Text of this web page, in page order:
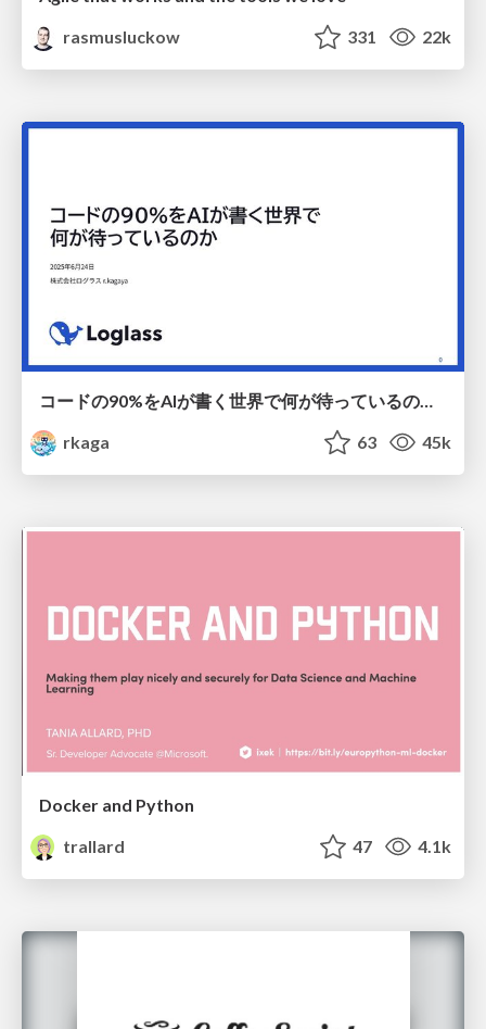
rasmusluckow
331 22k
コードの90%をAIが書く世界で何が待っているのか / What awaits us in a world where 90% of the code is written by AI
rkaga
63 45k
Docker and Python
trallard
47 4.1k